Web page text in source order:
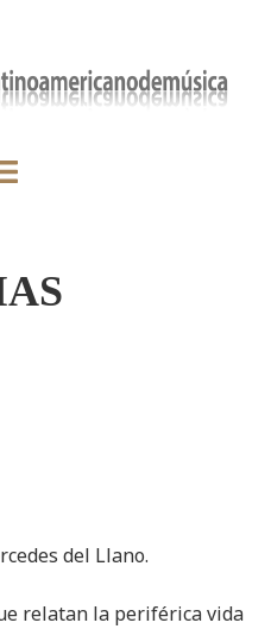
del Llano.
relatan la periférica vida